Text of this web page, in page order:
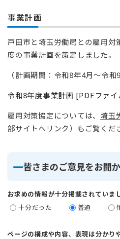
事業計画
戸田市と埼玉労働局との雇用対
度の事業計画を策定しました。
（計画期間：令和8年4月～令和9
令和8年度事業計画 [PDFファ
雇用対策協定については、 埼玉
部サイトへリンク）もご覧くだ
皆さまのご意見をお聞
お求めの情報が十分掲載されていま
十分だった
普通
ページの構成や内容、表現は分かり